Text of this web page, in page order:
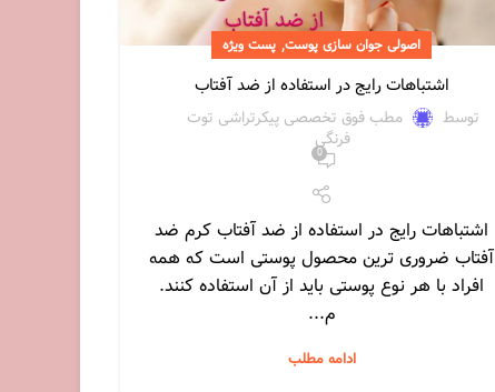
اصولی جوان سازی پوست, پست ویژه
اشتباهات رایج در استفاده از ضد آفتاب
توسط مطب فوق تخصصی پیکرتراشی توت
فرنگی
0
اشتباهات رایج در استفاده از ضد آفتاب کرم ضد
آفتاب ضروری ترین محصول پوستی است که همه
افراد با هر نوع پوستی باید از آن استفاده کنند.
م...
ادامه مطلب